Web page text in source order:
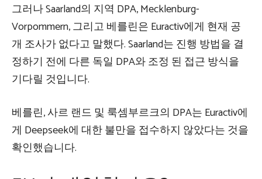
그러나 Saarland의 지역 DPA,Mecklenburg-
Vorpommern,그리고 베를린은 Euractiv에게 현재 공
개 조사가 없다고 말했다. Saarland는 진행 방법을 결
정하기 전에 다른 독일 DPA와 조정 된 접근 방식을
기다릴 것입니다.
베를린, 사르 랜드 및 룩셈부르크의 DPA는 Euractiv에
게 Deepseek에 대한 불만을 접수하지 않았다는 것을
확인했습니다.